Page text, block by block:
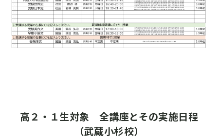
高２・１生対象 全講座とその実施日程
（武蔵小杉校）